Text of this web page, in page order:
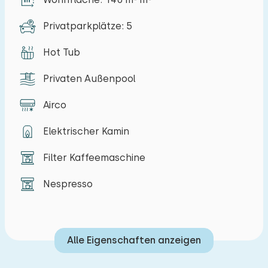
gibt es auch eine separate Toilette.
Außerdem können Sie die Terrasse mit
Gartenmöbeln, den privaten Swimmingpool und
und zwei Autos können am Ferienhaus geparkt
werden.
Privatparkplätze: 5
Hot Tub
Privaten Außenpool
Airco
Elektrischer Kamin
Filter Kaffeemaschine
Nespresso
Alle Eigenschaften anzeigen